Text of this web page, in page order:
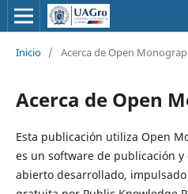
Inicio / Acerca de Open
Acerca de Open
Esta publicación utiliza Open
es un software de publicación
abierto desarrollado,